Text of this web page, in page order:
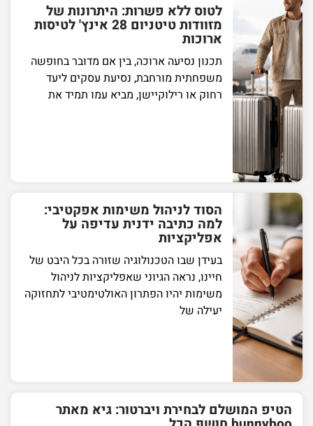
לטוס ללא פשרות: היתרונות של
מזוודות טיטניום 28 אינץ' לטיסות
ארוכות
תכנון נסיעה ארוכה, בין אם מדובר בחופשה
משפחתית מורחבת, נסיעת עסקים ליעד
רחוק או רילוקיישן, מביא עמו תמיד את
הסוד לניהול משימות אפקטיבי:
למה כתיבה ידנית עדיפה על
אפליקציות
בעידן שבו הטכנולוגיה שזורה בכל היבט של
חיינו, נראה הגיוני שאפליקציות לניהול
משימות יהיו הפתרון האולטימטיבי לתחזוקה
יעילה של
הטיפ המושלם לבחירת ויברטור: גיא מאתר